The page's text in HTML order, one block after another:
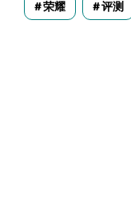
荣耀 评测